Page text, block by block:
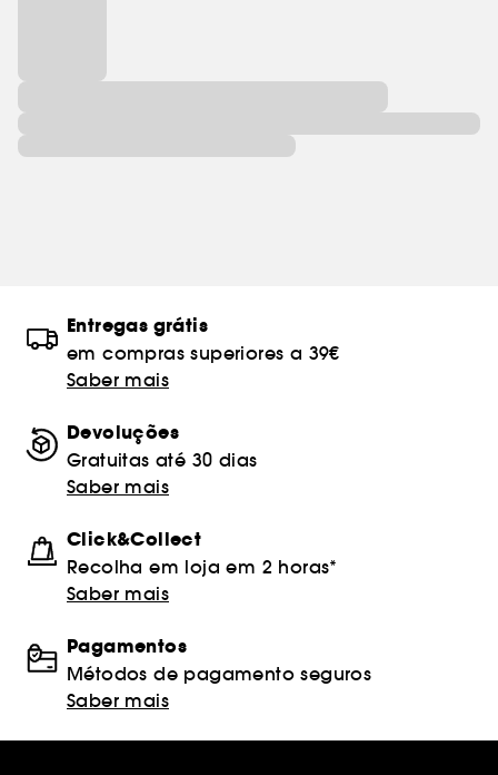
Entregas grátis
em compras superiores a 39€
Saber mais
Devoluções
Gratuitas até 30 dias
Saber mais
Click&Collect
Recolha em loja em 2 horas*
Saber mais
Pagamentos
Métodos de pagamento seguros
Saber mais